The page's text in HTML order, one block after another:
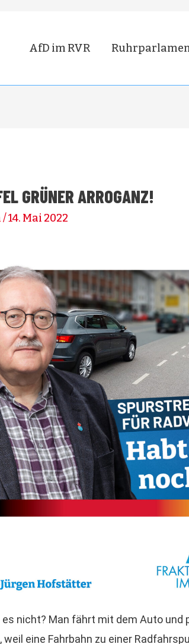
AfD im RVR
GRÜNER ARROGANZ!
/14. Mai 2022
es nicht? Man fährt mit dem Auto und
weil eine Fahrbahn zu einer